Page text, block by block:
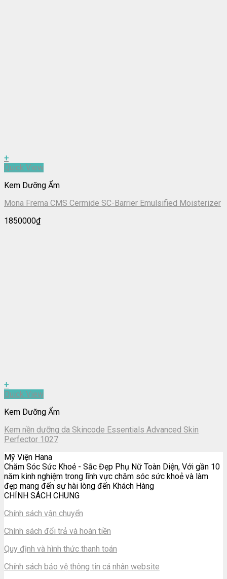
+
Quick View
Kem Dưỡng Ẩm
Mona Frema CMS Cermide SC-Barrier Emulsified Moisterizer
1850000₫
+
Quick View
Kem Dưỡng Ẩm
Kem nền dưỡng da Skincode Essentials Advanced Skin
Perfector 1027
Mỹ Viện Hana
Chăm Sóc Sức Khoẻ - Sắc Đẹp Phụ Nữ Toàn Diện, Với gần 10
năm kinh nghiệm trong lĩnh vực chăm sóc sức khoẻ và làm
đẹp mang đến sự hài lòng đến Khách Hàng
CHÍNH SÁCH CHUNG
Chính sách vận chuyển
Chính sách đổi trả và hoàn tiền
Quy định và hình thức thanh toán
Chính sách bảo vệ thông tin cá nhân website